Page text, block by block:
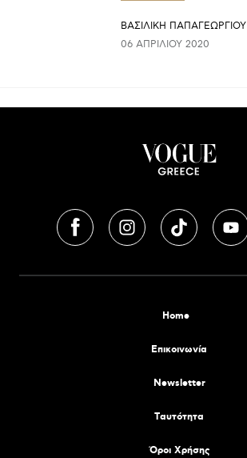
ΒΑΣΙΛΙΚΗ ΠΑΠΑΓΕΩΡΓΙΟΥ
06 ΑΠΡΙΛΊΟΥ 2020
Home
Επικοινωνία
Newsletter
Tαυτότητα
Όροι Χρήσης